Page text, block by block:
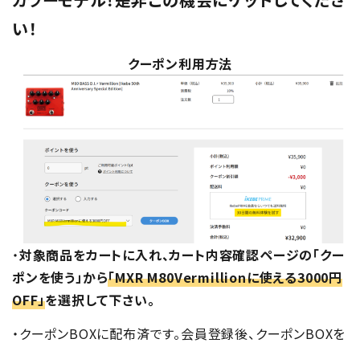
い！
クーポン利用方法
・対象商品をカートに入れ、カート内容確認ページの「クー
ポンを使う」から「MXR M80Vermillionに使える3000円
OFF」を選択して下さい。
・クーポンBOXに配布済です。会員登録後、クーポンBOXを